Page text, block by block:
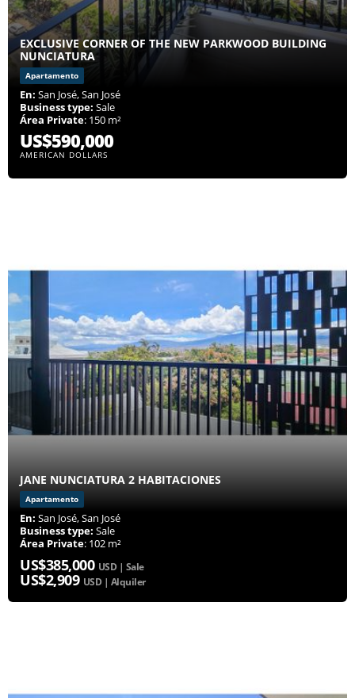
EXCLUSIVE CORNER OF THE NEW PARKWOOD BUILDING
NUNCIATURA
Apartamento
En: San José, San José
Business type: Sale
Área Private: 150 m²
US$590,000
AMERICAN DOLLARS
JANE NUNCIATURA 2 HABITACIONES
Apartamento
En: San José, San José
Business type: Sale
Área Private: 102 m²
US$385,000 USD | Sale
US$2,909 USD | Alquiler